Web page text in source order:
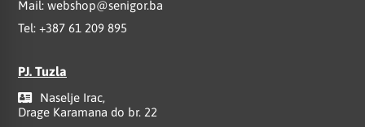
Mail: webshop@senigor.ba
Tel: +387 61 209 895
PJ. Tuzla
Naselje Irac,
Drage Karamana do br. 22